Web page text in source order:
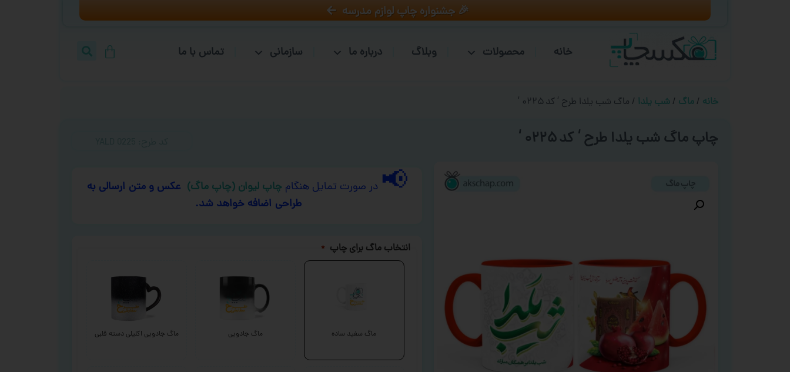
🎉 جشنواره چاپ لوازم مدرسه
خانه محصولات وبلاگ درباره ما سازمانی تماس با ما
خانه / ماگ / شب یلدا / ماگ شب یلدا طرح ‘ کد ۰۲۲۵ ‘
چاپ ماگ شب یلدا طرح ‘ کد ۰۲۲۵ ‘
📢 در صورت تمایل هنگام چاپ لیوان (چاپ ماگ) عکس و متن ارسالی به
طراحی اضافه خواهد شد.
انتخاب ماگ برای چاپ *
ماگ سفید ساده ماگ جادویی ماگ جادویی اکلیلی دسته قلبی